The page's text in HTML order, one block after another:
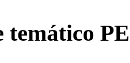
temático